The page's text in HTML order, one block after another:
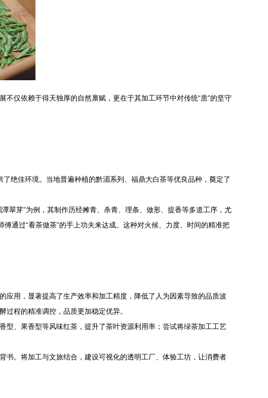
仅依赖于得天独厚的自然禀赋，更在于其加工环节中对传统“质”的坚守
绝佳环境。当地普遍种植的黔湄系列、福鼎大白茶等优良品种，奠定了
翠芽”为例，其制作历经摊青、杀青、理条、做形、提香等多道工序，尤
通过“看茶做茶”的手上功夫来达成。这种对火候、力度、时间的精准把
应用，显著提高了生产效率和加工精度，降低了人为因素导致的品质波
程的精准调控，品质更加稳定优异。
型、果香型等风味红茶，提升了茶叶资源利用率；尝试将绿茶加工工艺
。将加工与文旅结合，建设可视化的透明工厂、体验工坊，让消费者